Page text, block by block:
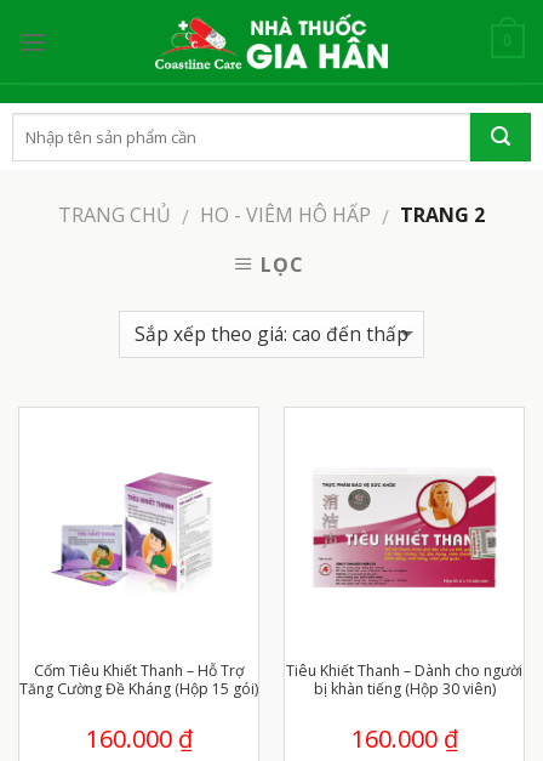
TRANG CHỦ / HO - VIÊM HÔ HẤP / TRANG 2
LỌC
Cốm Tiêu Khiết Thanh – Hỗ Trợ
Tăng Cường Đề Kháng (Hộp 15 gói)
160.000 ₫
Tiêu Khiết Thanh – Dành cho người
bị khàn tiếng (Hộp 30 viên)
160.000 ₫